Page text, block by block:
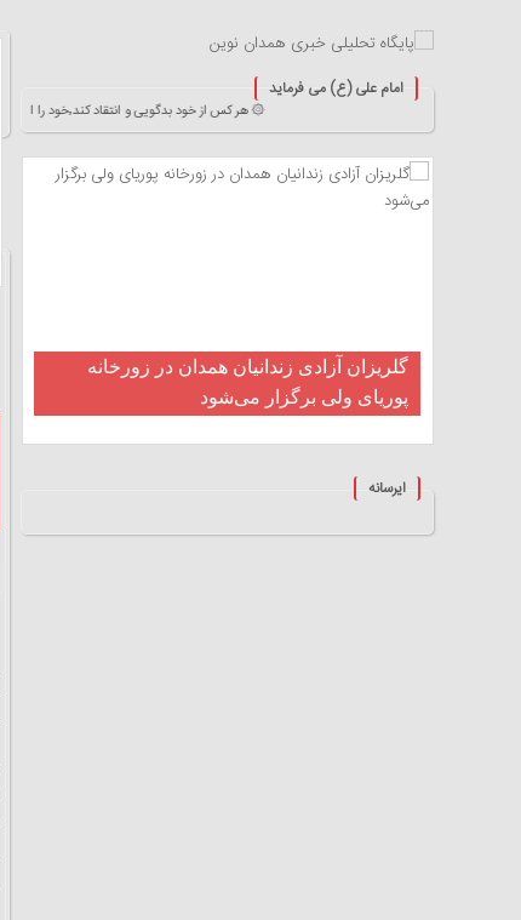
امام علی (ع) می فرماید
۞ هر کس از خود بدگویی و انتقاد کند٬خود را اصلاح کرده و هر کس خودستایی نماید٬ پس به تحقیق خویش را تباه نموده است. ۞
گلریزان آزادی زندانیان همدان در زورخانه
پوریای ولی برگزار می‌شود
ایرسانه